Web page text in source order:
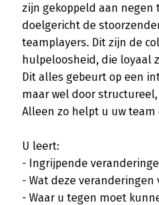
zijn gekoppeld aan negen
doelgericht de
teamplayers. Dit zijn de
hulpeloosheid, die loyaal
Dit alles gebeurt op een
maar wel door
Alleen zo helpt u uw
U leert:
- Ingrijpende
- Wat deze
- Waar u tegen moet